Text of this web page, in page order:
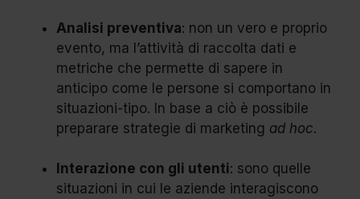
Analisi preventiva: non un vero e proprio
evento, ma l’attività di raccolta dati e
metriche che permette di sapere in
anticipo come le persone si comportano in
situazioni-tipo. In base a ciò è possibile
preparare strategie di marketing ad hoc.
Interazione con gli utenti: sono quelle
situazioni in cui le aziende interagiscono